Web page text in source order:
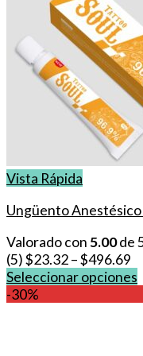
Vista Rápida
Ungüento Anestésico
Valorado con5.00de
(5)$23.32–$496.69
Seleccionar opciones
Este
-30%